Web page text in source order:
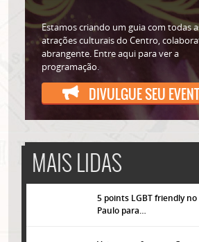
Estamos criando um guia com todas
atrações culturais do Centro,
abrangente. Entre aqui para ver a
programação.
DIVULGUE SEU
MAIS LIDAS
5 points LGBT friendly
Paulo para…